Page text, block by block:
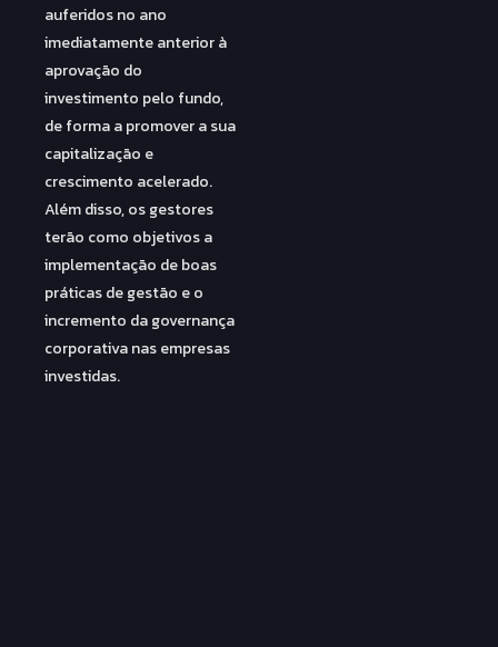
auferidos no ano
imediatamente anterior à
aprovação do
investimento pelo fundo,
de forma a promover a sua
capitalização e
crescimento acelerado.
Além disso, os gestores
terão como objetivos a
implementação de boas
práticas de gestão e o
incremento da governança
corporativa nas empresas
investidas.